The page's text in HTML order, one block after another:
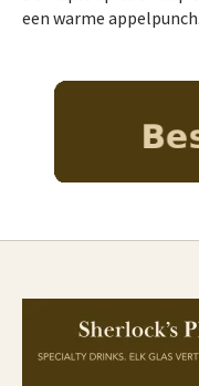
een warme appelpunch.